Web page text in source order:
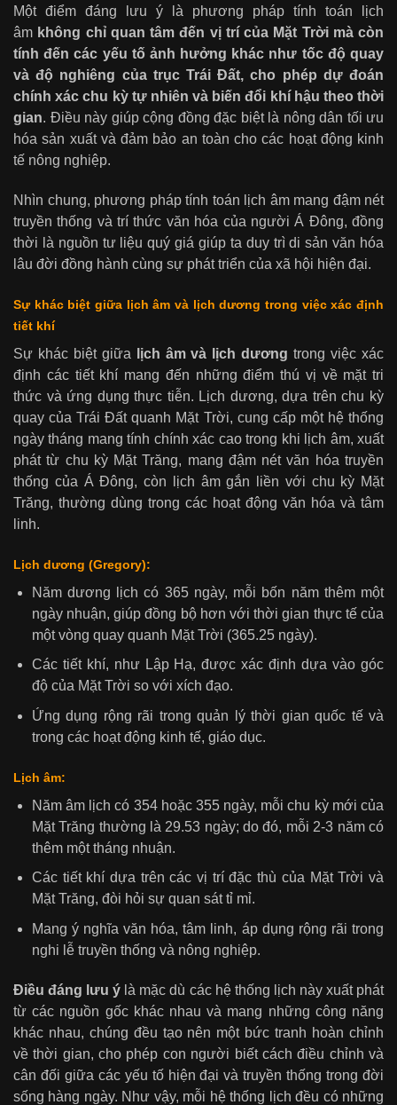
Một điểm đáng lưu ý là phương pháp tính toán lịch
âm không chỉ quan tâm đến vị trí của Mặt Trời mà còn
tính đến các yếu tố ảnh hưởng khác như tốc độ quay
và độ nghiêng của trục Trái Đất, cho phép dự đoán
chính xác chu kỳ tự nhiên và biến đổi khí hậu theo thời
gian. Điều này giúp cộng đồng đặc biệt là nông dân tối ưu
hóa sản xuất và đảm bảo an toàn cho các hoạt động kinh
tế nông nghiệp.
Nhìn chung, phương pháp tính toán lịch âm mang đậm nét
truyền thống và trí thức văn hóa của người Á Đông, đồng
thời là nguồn tư liệu quý giá giúp ta duy trì di sản văn hóa
lâu đời đồng hành cùng sự phát triển của xã hội hiện đại.
Sự khác biệt giữa lịch âm và lịch dương trong việc xác định
tiết khí
Sự khác biệt giữa lịch âm và lịch dương trong việc xác
định các tiết khí mang đến những điểm thú vị về mặt tri
thức và ứng dụng thực tiễn. Lịch dương, dựa trên chu kỳ
quay của Trái Đất quanh Mặt Trời, cung cấp một hệ thống
ngày tháng mang tính chính xác cao trong khi lịch âm, xuất
phát từ chu kỳ Mặt Trăng, mang đậm nét văn hóa truyền
thống của Á Đông, còn lịch âm gắn liền với chu kỳ Mặt
Trăng, thường dùng trong các hoạt động văn hóa và tâm
linh.
Lịch dương (Gregory):
Năm dương lịch có 365 ngày, mỗi bốn năm thêm một
ngày nhuận, giúp đồng bộ hơn với thời gian thực tế của
một vòng quay quanh Mặt Trời (365.25 ngày).
Các tiết khí, như Lập Hạ, được xác định dựa vào góc
độ của Mặt Trời so với xích đạo.
Ứng dụng rộng rãi trong quản lý thời gian quốc tế và
trong các hoạt động kinh tế, giáo dục.
Lịch âm:
Năm âm lịch có 354 hoặc 355 ngày, mỗi chu kỳ mới của
Mặt Trăng thường là 29.53 ngày; do đó, mỗi 2-3 năm có
thêm một tháng nhuận.
Các tiết khí dựa trên các vị trí đặc thù của Mặt Trời và
Mặt Trăng, đòi hỏi sự quan sát tỉ mỉ.
Mang ý nghĩa văn hóa, tâm linh, áp dụng rộng rãi trong
nghi lễ truyền thống và nông nghiệp.
Điều đáng lưu ý là mặc dù các hệ thống lịch này xuất phát
từ các nguồn gốc khác nhau và mang những công năng
khác nhau, chúng đều tạo nên một bức tranh hoàn chỉnh
về thời gian, cho phép con người biết cách điều chỉnh và
cân đối giữa các yếu tố hiện đại và truyền thống trong đời
sống hàng ngày. Như vậy, mỗi hệ thống lịch đều có những